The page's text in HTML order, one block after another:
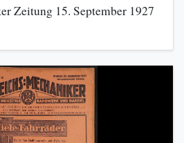
Zeitung 15. September 1927